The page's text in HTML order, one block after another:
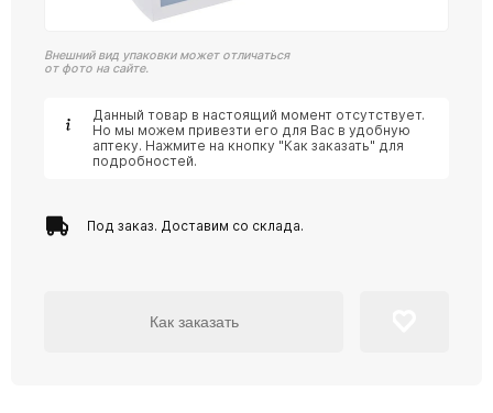
Внешний вид упаковки может отличаться
от фото на сайте.
Данный товар в настоящий момент отсутствует.
Но мы можем привезти его для Вас в удобную
аптеку. Нажмите на кнопку "Как заказать" для
подробностей.
Под заказ. Доставим со склада.
Как заказать